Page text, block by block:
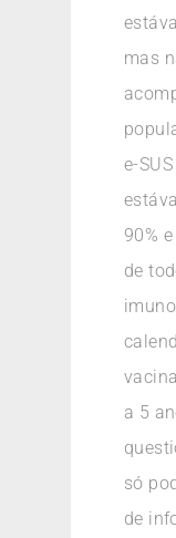
mas
e-
90%
de
a 5
só
de